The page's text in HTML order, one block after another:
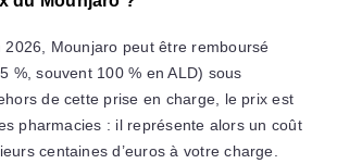
2026, Mounjaro peut être remboursé
%, souvent 100 % en ALD) sous
de cette prise en charge, le prix est
pharmacies : il représente alors un coût
centaines d’euros à votre charge.